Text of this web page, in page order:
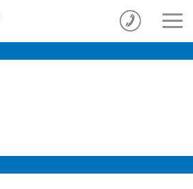
1、共直流母线系
动技术的最优方案
电机传动技术的最优方案，很好地解决了
态之间的矛盾。在同一系统中，同一时刻
态，整流回馈单元保证了公共直流母线电
能量回馈给电网，实现了再生能源的合理
设备结构紧凑，工作稳定。在多电机传动
元、制动电阻等外围设备，节省了设备占
了设备故障点，提高了设备的整体控制水
动的场合应用共直流母线技术是辊道调速
电机传动技术的最优方案，很好地解决了
态之间的矛盾。在同一系统中，同一时刻
态，整流回馈单元保证了公共直流母线电
能量回馈给电网，实现了再生能源的合理
设备结构紧凑，工作稳定。在多电机传动
元、制动电阻等外围设备，节省了设备占
了设备故障点，提高了设备的整体控制水
动的场合应用共直流母线技术是辊道调速